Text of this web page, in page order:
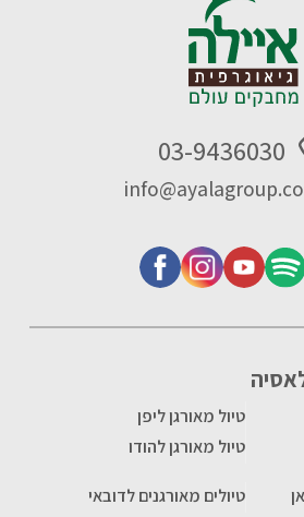
טיול מאורגן ליפן
טיול מאורגן להודו
טיולים מאורגנים לדובאי
03-9436030